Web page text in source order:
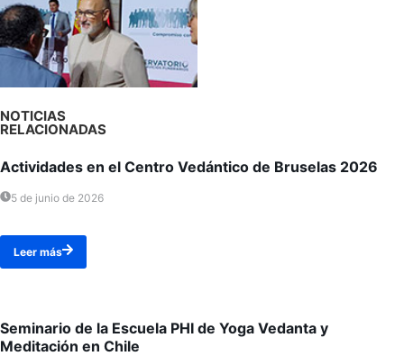
NOTICIAS
RELACIONADAS
Actividades en el Centro Vedántico de Bruselas 2026
5 de junio de 2026
Leer más
Seminario de la Escuela PHI de Yoga Vedanta y
Meditación en Chile